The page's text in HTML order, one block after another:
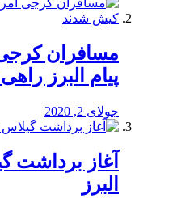
مسافران
پیام البرز
جولای 2, 2020
آغاز برداشت
البرز